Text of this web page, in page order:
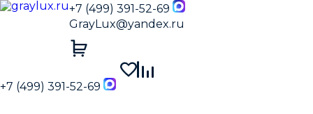
+7 (499) 391-52-69
GrayLux@yandex.ru
+7 (499) 391-52-69